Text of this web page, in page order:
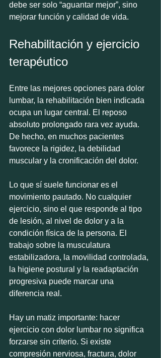
debe ser solo “aguantar mejor”, sino
mejorar función y calidad de vida.
Rehabilitación y ejercicio
terapéutico
Entre las mejores opciones para dolor
lumbar, la rehabilitación bien indicada
ocupa un lugar central. El reposo
absoluto prolongado rara vez ayuda.
De hecho, en muchos pacientes
favorece la rigidez, la debilidad
muscular y la cronificación del dolor.
Lo que sí suele funcionar es el
movimiento pautado. No cualquier
ejercicio, sino el que responde al tipo
de lesión, al nivel de dolor y a la
condición física de la persona. El
trabajo sobre la musculatura
estabilizadora, la movilidad controlada,
la higiene postural y la readaptación
progresiva puede marcar una
diferencia real.
Hay un matiz importante: hacer
ejercicio con dolor lumbar no significa
forzarse sin criterio. Si existe
compresión nerviosa, fractura, dolor